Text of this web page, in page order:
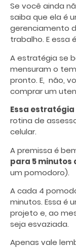
Se você ainda
saiba que ela é
gerenciamento
trabalho. E essa
A estratégia se
mensuram o
pronto. E, não,
comprar um
Essa
rotina de
celular.
A premissa é
para 5 minutos
um pomodoro).
A cada 4
minutos. Essa é
projeto e, ao
seja esvaziada.
Apenas vale